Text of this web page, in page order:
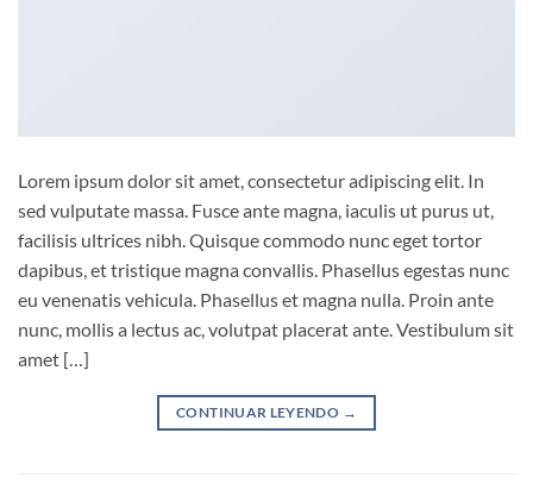
Lorem ipsum dolor sit amet, consectetur adipiscing elit. In
sed vulputate massa. Fusce ante magna, iaculis ut purus ut,
facilisis ultrices nibh. Quisque commodo nunc eget tortor
dapibus, et tristique magna convallis. Phasellus egestas nunc
eu venenatis vehicula. Phasellus et magna nulla. Proin ante
nunc, mollis a lectus ac, volutpat placerat ante. Vestibulum sit
amet […]
CONTINUAR LEYENDO →